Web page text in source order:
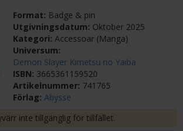
Format: Badge & pin
Utgivningsdatum: Oktober 2025
Kategori:Accessoar (Manga)
Universum:
Demon Slayer Kimetsu no Yaiba
ISBN: 3665361159520
Artikelnummer: 741765
Förlag:Abysse
inte tillgänglig för tillfället.